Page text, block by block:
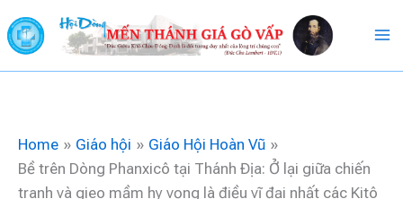
to
content
Home Giáo hội
Giáo Hội Hoàn Vũ
Bề trên Dòng Phanxicô tại Thánh Địa: Ở lại giữa chiến
tranh và gieo mầm hy vọng là điều vĩ đại nhất các Kitô